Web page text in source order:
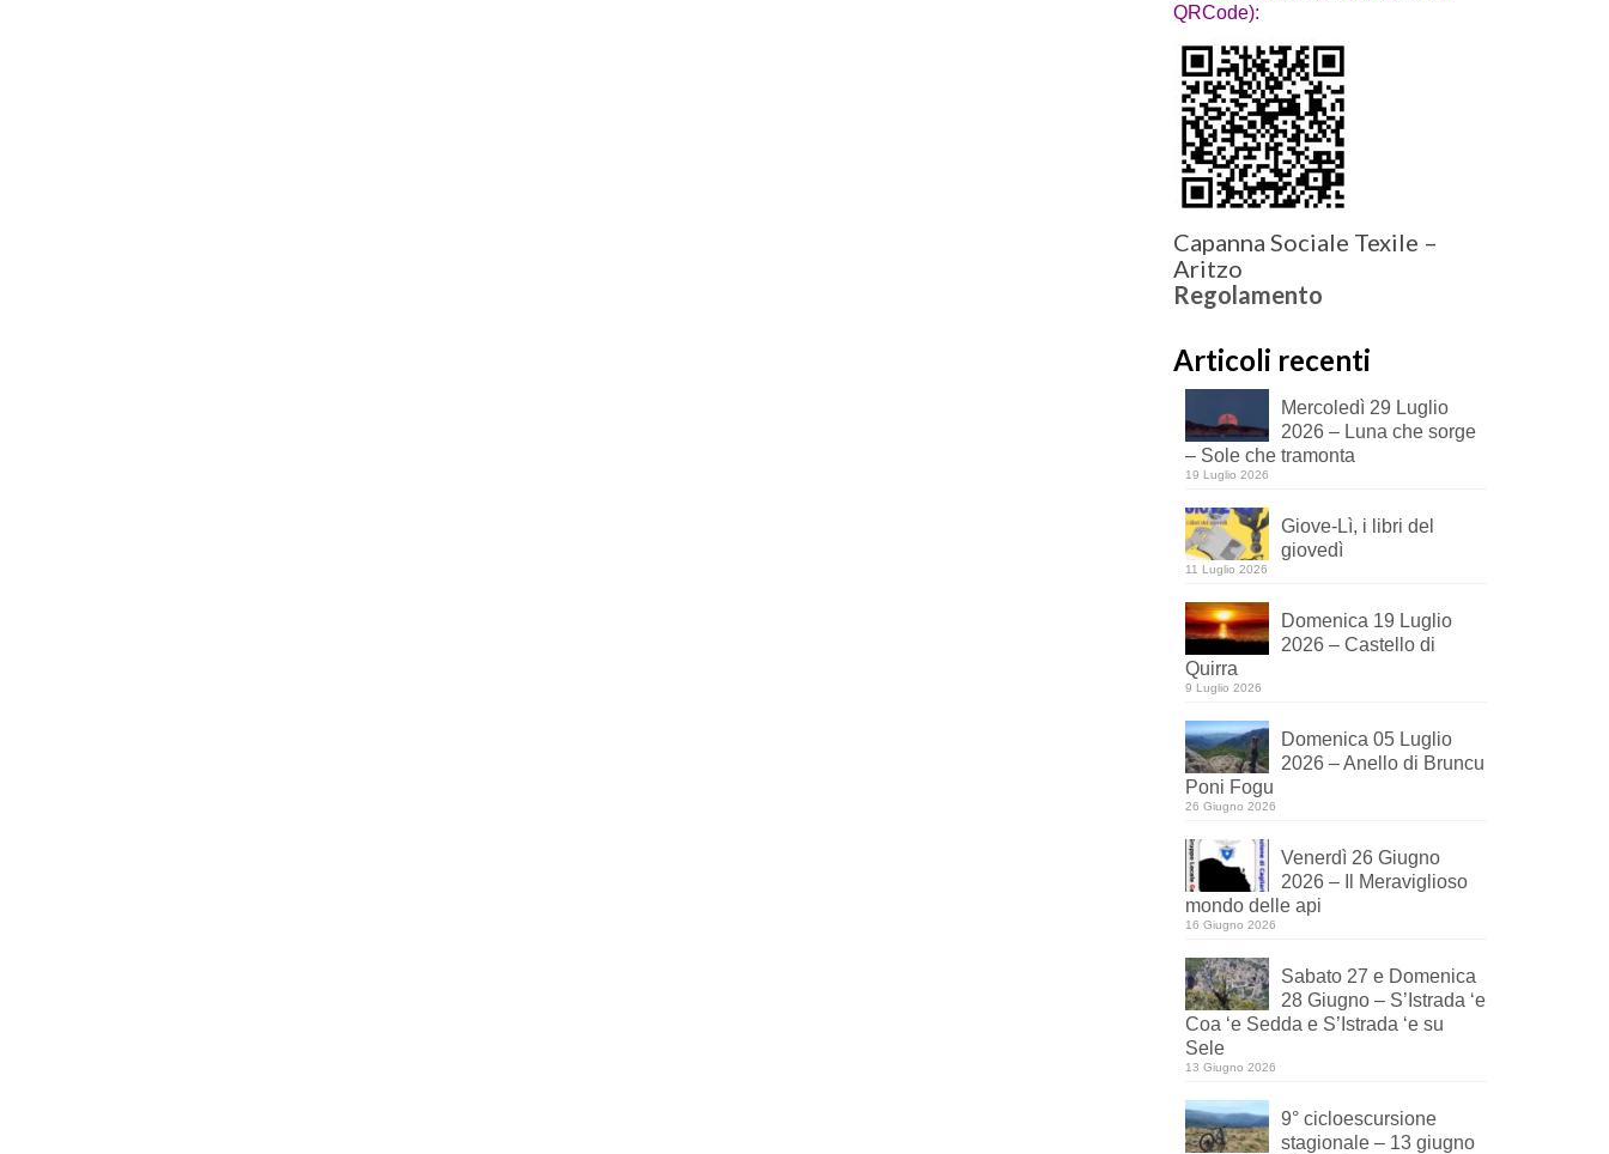
QRCode):
Capanna Sociale Texile –
Aritzo
Regolamento
Articoli recenti
Mercoledì 29 Luglio
2026 – Luna che sorge
– Sole che tramonta
19 Luglio 2026
Giove-Lì, i libri del
giovedì
11 Luglio 2026
Domenica 19 Luglio
2026 – Castello di
Quirra
9 Luglio 2026
Domenica 05 Luglio
2026 – Anello di Bruncu
Poni Fogu
26 Giugno 2026
Venerdì 26 Giugno
2026 – Il Meraviglioso
mondo delle api
16 Giugno 2026
Sabato 27 e Domenica
28 Giugno – S’Istrada ‘e
Coa ‘e Sedda e S’Istrada ‘e su
Sele
13 Giugno 2026
9° cicloescursione
stagionale – 13 giugno